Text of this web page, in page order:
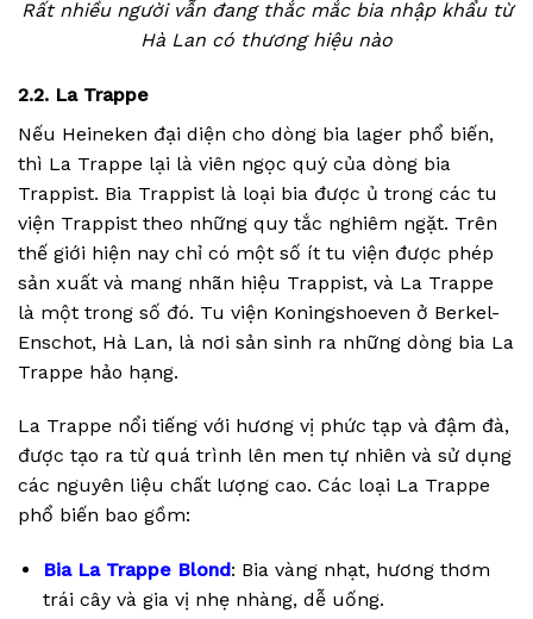
Rất nhiều người vẫn đang thắc mắc bia nhập khẩu từ
Hà Lan có thương hiệu nào
2.2. La Trappe
Nếu Heineken đại diện cho dòng bia lager phổ biến,
thì La Trappe lại là viên ngọc quý của dòng bia
Trappist. Bia Trappist là loại bia được ủ trong các tu
viện Trappist theo những quy tắc nghiêm ngặt. Trên
thế giới hiện nay chỉ có một số ít tu viện được phép
sản xuất và mang nhãn hiệu Trappist, và La Trappe
là một trong số đó. Tu viện Koningshoeven ở Berkel-
Enschot, Hà Lan, là nơi sản sinh ra những dòng bia La
Trappe hảo hạng.
La Trappe nổi tiếng với hương vị phức tạp và đậm đà,
được tạo ra từ quá trình lên men tự nhiên và sử dụng
các nguyên liệu chất lượng cao. Các loại La Trappe
phổ biến bao gồm:
Bia La Trappe Blond: Bia vàng nhạt, hương thơm
trái cây và gia vị nhẹ nhàng, dễ uống.